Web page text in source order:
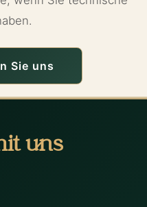
Sie uns
uns